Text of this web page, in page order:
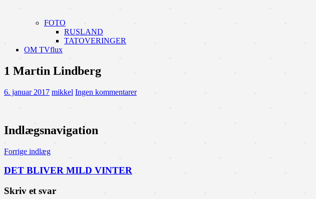
FOTO
RUSLAND
TATOVERINGER
OM TVflux
1 Martin Lindberg
6. januar 2017 mikkel Ingen kommentarer
Indlægsnavigation
Forrige indlæg
DET BLIVER MILD VINTER
Skriv et svar